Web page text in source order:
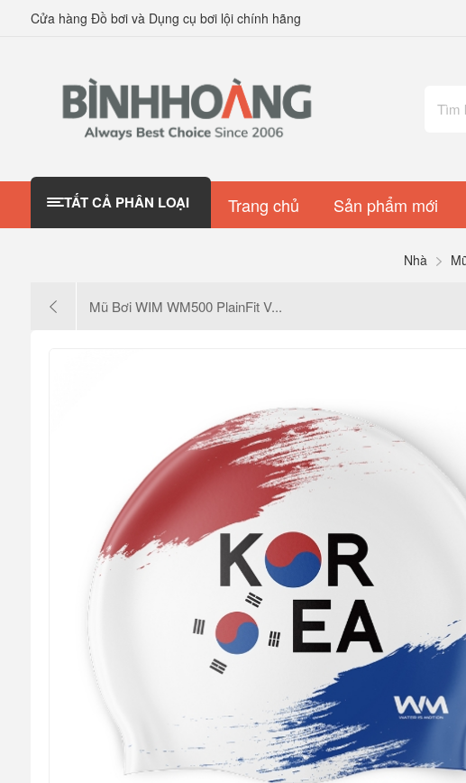
Cửa hàng Đồ bơi và Dụng cụ bơi lội chính hãng
TẤT CẢ PHÂN LOẠI Trang chủ Sản phẩm mới
Nhà
Mũ Bơi WIM WM500 PlainFit V...